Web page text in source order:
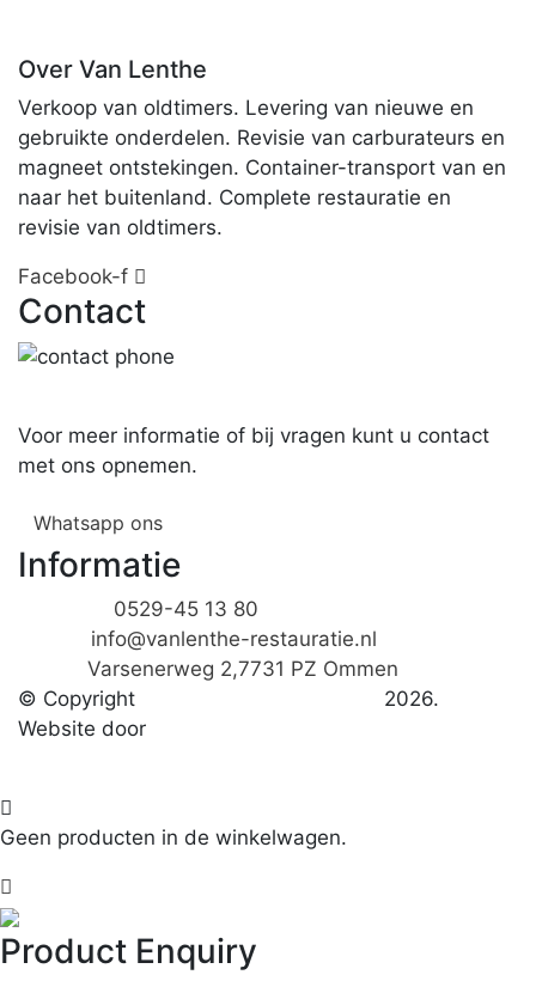
Over Van Lenthe
Verkoop van oldtimers. Levering van nieuwe en
gebruikte onderdelen. Revisie van carburateurs en
magneet ontstekingen. Container-transport van en
naar het buitenland. Complete restauratie en
revisie van oldtimers.
Facebook-f
Contact
Voor meer informatie of bij vragen kunt u contact
met ons opnemen.
Whatsapp ons
Informatie
0529-45 13 80
info@vanlenthe-restauratie.nl
Varsenerweg 2,7731 PZ Ommen
© Copyright
2026.
Website door
Geen producten in de winkelwagen.
Product Enquiry